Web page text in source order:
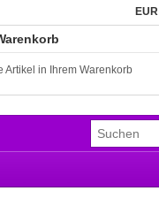
EUR
Artikel in Ihrem Warenkorb